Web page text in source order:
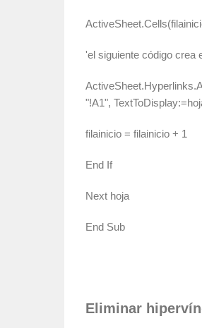
'el siguiente código crea
"!A1",
filainicio = filainicio + 1
End If
Next hoja
End Sub
Eliminar